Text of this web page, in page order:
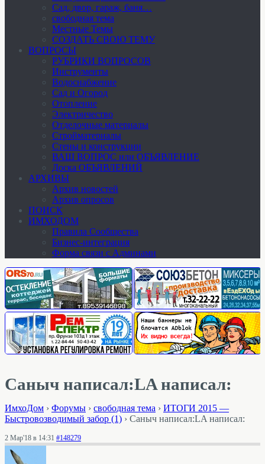
Cад, двор, гараж, баня…
свободная тема
Местные Темы
СОЗДАТЬ СВОЮ ТЕМУ
ВОПРОСЫ
РУБРИКИ ВОПРОСОВ
Инструменты
Водоснабжение
Сад и Огород
Отопление
Электричество
Отделочные материалы
Стройматериалы
Стены и конструкции
ВАШ ВОПРОС или ОБЪЯВЛЕНИЕ
Доска ОБЪЯВЛЕНИЙ
АРХИВЫ
Архив новостей
Архив опросов
ПОИСК
ИМХОДОМ
Правила Сообщества
Бизнес-интеграция
Форма связи с Админами
Саныч написал:LA написал:
ИмхоДом › Форумы › свободная тема › ИТОГИ 2015 —
Быстровозводимый забор (1) › Саныч написал:LA написал:
2 Мар'18 в 14:31 #148279